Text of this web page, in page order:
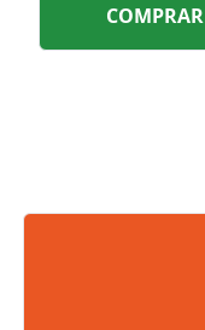
COMPRAR